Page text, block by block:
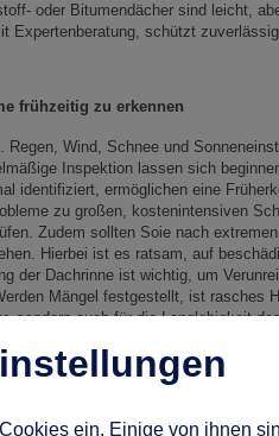
oder Bitumendächer sind leicht,
Expertenberatung, schützt
frühzeitig zu erkennen
Wind, Schnee und
Inspektion lassen sich
identifiziert, ermöglichen eine
zu großen, kostenintensiven
Zudem sollten Soie nach
Hierbei ist es ratsam, auf
der Dachrinne ist wichtig, um
Mängel festgestellt, ist rasches
sondern auch für die Langlebigkeit
der regelmäßig Ihr
ein. Einige von ihnen